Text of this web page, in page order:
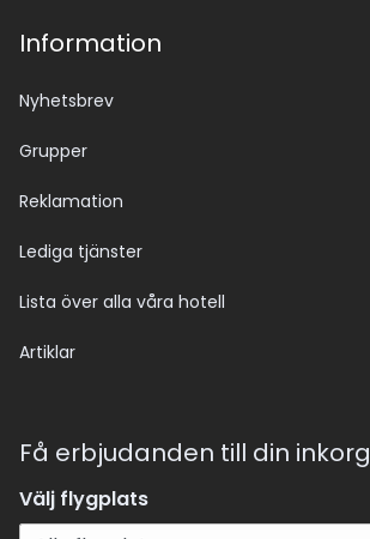
Information
Nyhetsbrev
Grupper
Reklamation
Lediga tjänster
Lista över alla våra hotell
Artiklar
Få erbjudanden till din inkorg
Välj flygplats